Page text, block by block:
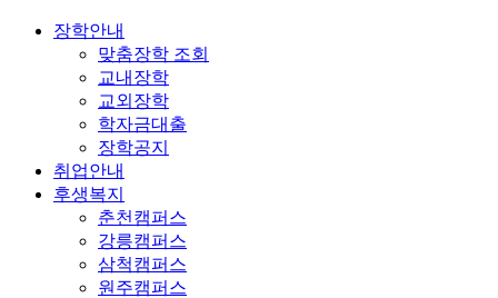
장학안내
맞춤장학 조회
교내장학
교외장학
학자금대출
장학공지
취업안내
후생복지
춘천캠퍼스
강릉캠퍼스
삼척캠퍼스
원주캠퍼스